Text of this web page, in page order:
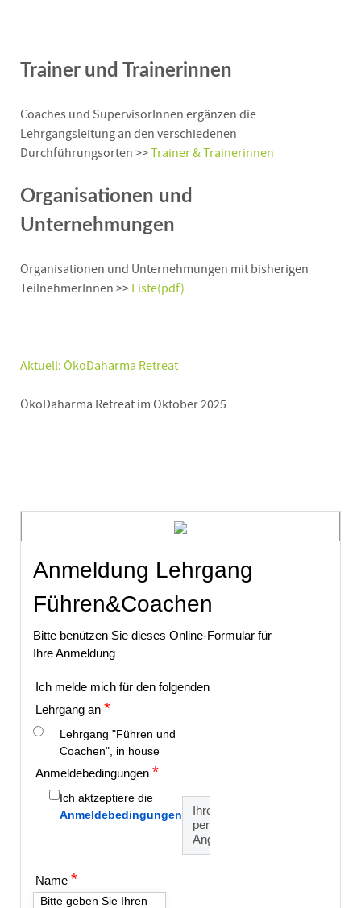
Trainer und Trainerinnen
Coaches und SupervisorInnen ergänzen die
Lehrgangsleitung an den verschiedenen
Durchführungsorten >>Trainer & Trainerinnen
Organisationen und
Unternehmungen
Organisationen und Unternehmungen mit bisherigen
TeilnehmerInnen >> Liste(pdf)
Aktuell: ÖkoDaharma Retreat
ÖkoDaharma Retreat im Oktober 2025
Anmeldung Lehrgang
Führen&Coachen
Bitte benützen Sie dieses Online-Formular für
Ihre Anmeldung
Ich melde mich für den folgenden
Lehrgang an *
Lehrgang "Führen und
Coachen", in house
Anmeldebedingungen *
Ich aktzeptiere die
Anmeldebedingungen
Ihre
persönlichen
Angaben
Name *
Bitte geben Sie Ihren